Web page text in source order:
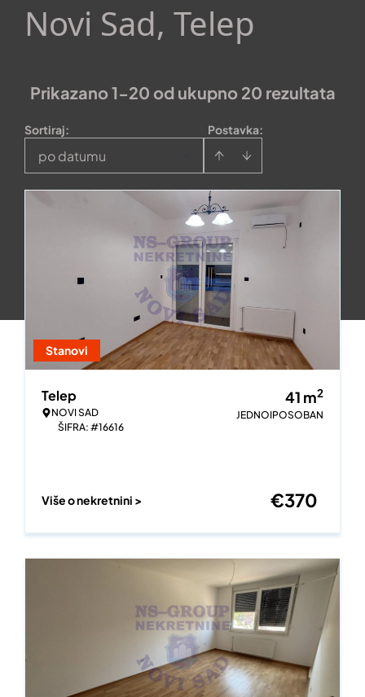
Novi Sad, Telep
Prikazano 1-20 od ukupno 20 rezultata
Postavka:
Sortiraj:
po datumu
Stanovi
Telep
NOVI SAD
ŠIFRA: #16616
41 m2
JEDNOIPOSOBAN
Više o nekretnini > €370